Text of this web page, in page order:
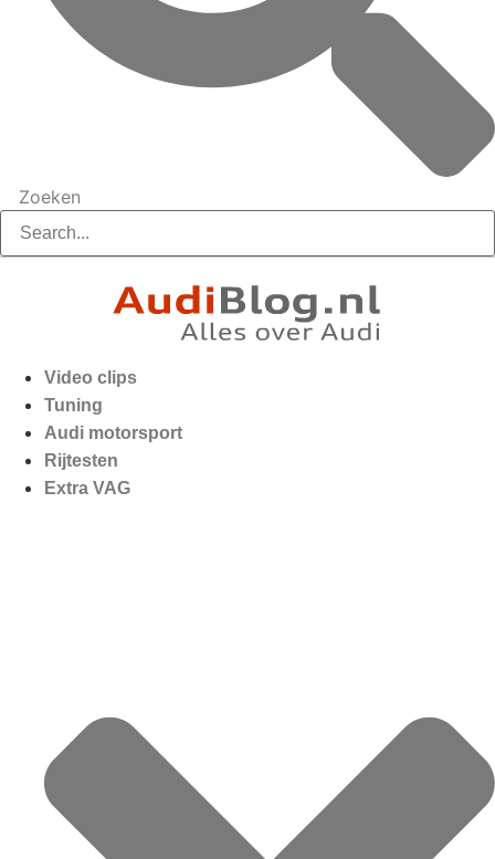
Zoeken
Video clips
Tuning
Audi motorsport
Rijtesten
Extra VAG